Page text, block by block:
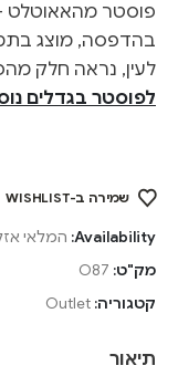
בהדפסה, מוצג
לעין, נראה חלק
לפוסטר בגדלים
שמירה ב-WISHLIST
Availability: המלאי
מק"ט: O87
קטגוריה: Outlet
תיאור